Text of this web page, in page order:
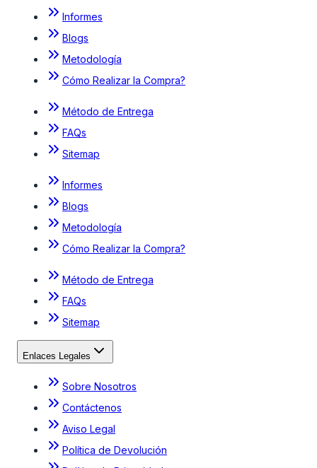
Informes
Blogs
Metodología
Cómo Realizar la Compra?
Método de Entrega
FAQs
Sitemap
Informes
Blogs
Metodología
Cómo Realizar la Compra?
Método de Entrega
FAQs
Sitemap
Enlaces Legales
Sobre Nosotros
Contáctenos
Aviso Legal
Política de Devolución